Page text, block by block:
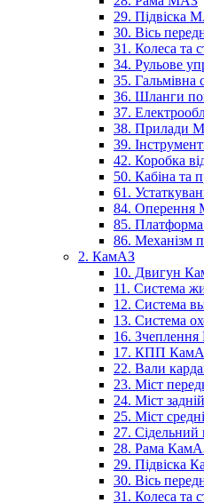
29. Підвіска
30. Вісь
31. Колеса та
34. Рульове
35.
36. Шланги
37.
38. Прилади
39.
42. Коробка
50. Кабіна та
61.
84. Оперення
85.
86. Механізм
2. КамАЗ
10. Двигун
11. Система
12. Система
13. Система
16.
17. КПП
22. Вали
23. Міст
24. Міст
25. Міст
27.
28. Рама
29. Підвіска
30. Вісь
31. Колеса та